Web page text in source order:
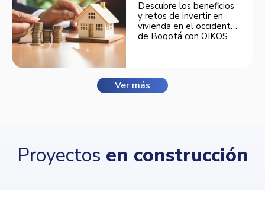
Descubre los beneficios
y retos de invertir en
vivienda en el occidente
de Bogotá con OIKOS
Ver más
Proyectos en construcción